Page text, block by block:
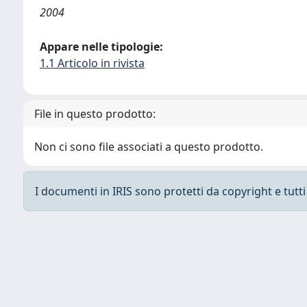
2004
Appare nelle tipologie:
1.1 Articolo in rivista
File in questo prodotto:
Non ci sono file associati a questo prodotto.
I documenti in IRIS sono protetti da copyright e